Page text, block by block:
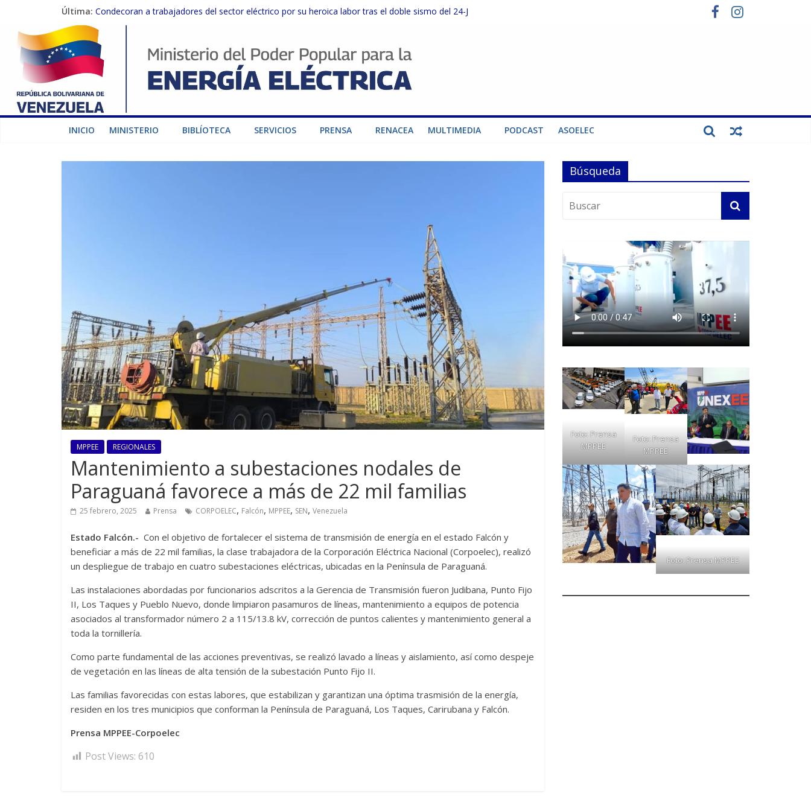
Última: Condecoran a trabajadores del sector eléctrico por su heroica labor tras el doble sismo del 24-J
Gobierno Nacional coordina acciones con el sector privado para fortalecer el SEN ante el «Súper Niño»
Inspeccionan trabajos de rehabilitación en instalaciones del SEN en Carabobo
Gobierno Nacional activa plan preventivo para fortalecer el SEN ante el fenómeno de El Niño
Termocarabobo recupera el 50% de su capacidad de generación para fortalecer el SEN
INICIO MINISTERIO BIBLÍOTECA SERVICIOS PRENSA RENACEA MULTIMEDIA PODCAST ASOELEC
MPPEE REGIONALES
Mantenimiento a subestaciones nodales de
Paraguaná favorece a más de 22 mil familias
25 febrero, 2025 Prensa CORPOELEC, Falcón, MPPEE, SEN, Venezuela
Estado Falcón.- Con el objetivo de fortalecer el sistema de transmisión de energía en el estado Falcón y
beneficiar a más de 22 mil familias, la clase trabajadora de la Corporación Eléctrica Nacional (Corpoelec), realizó
un despliegue de trabajo en cuatro subestaciones eléctricas, ubicadas en la Península de Paraguaná.
Las instalaciones abordadas por funcionarios adscritos a la Gerencia de Transmisión fueron Judibana, Punto Fijo
II, Los Taques y Pueblo Nuevo, donde limpiaron pasamuros de líneas, mantenimiento a equipos de potencia
asociados al transformador número 2 a 115/13.8 kV, corrección de puntos calientes y mantenimiento general a
toda la tornillería.
Como parte fundamental de las acciones preventivas, se realizó lavado a líneas y aislamiento, así como despeje
de vegetación en las líneas de alta tensión de la subestación Punto Fijo II.
Las familias favorecidas con estas labores, que estabilizan y garantizan una óptima trasmisión de la energía,
residen en los tres municipios que conforman la Península de Paraguaná, Los Taques, Carirubana y Falcón.
Prensa MPPEE-Corpoelec
Post Views: 610
Búsqueda
Foto: Prensa
MPPEE
Foto: Prensa
MPPEE
Foto: Prensa MPPEE